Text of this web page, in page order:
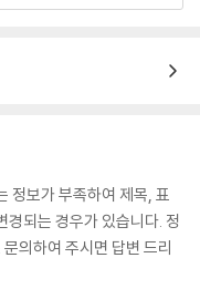
정보가 부족하여 제목, 표
경되는 경우가 있습니다. 정
의하여 주시면 답변 드리